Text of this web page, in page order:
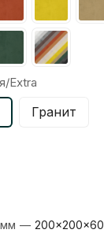
Extra
Гранит
— 200×200×60